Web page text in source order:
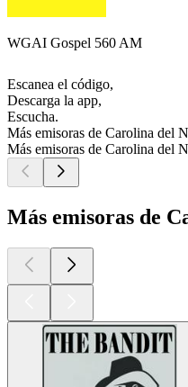
WGAI Gospel 560 AM
Escanea el código,
Descarga la app,
Escucha.
Más emisoras de Carolina del
Más emisoras de Carolina del
Más emisoras de